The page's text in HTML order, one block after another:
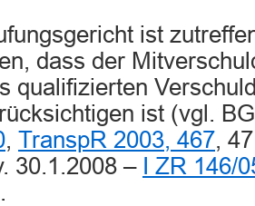
ist
dass der
qualifizierten
ist (vgl.
, TranspR 2003, 467,
30.1.2008 –
I ZR 146/